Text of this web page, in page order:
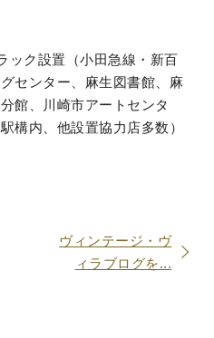
ック設置（小田急線・新百
センター、麻生図書館、麻
館、川崎市アートセンタ
構内、他設置協力店多数）
ヴィンテージ・ヴ
ィラブログを...